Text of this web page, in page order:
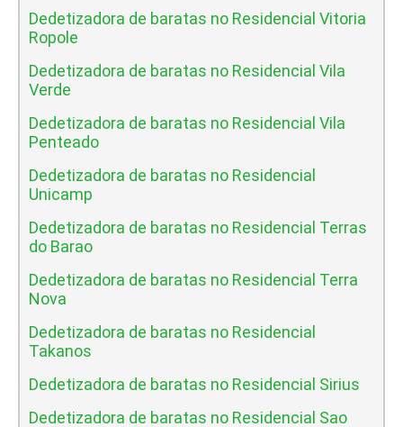
Dedetizadora de baratas no Residencial Vitoria
Ropole
Dedetizadora de baratas no Residencial Vila
Verde
Dedetizadora de baratas no Residencial Vila
Penteado
Dedetizadora de baratas no Residencial
Unicamp
Dedetizadora de baratas no Residencial Terras
do Barao
Dedetizadora de baratas no Residencial Terra
Nova
Dedetizadora de baratas no Residencial
Takanos
Dedetizadora de baratas no Residencial Sirius
Dedetizadora de baratas no Residencial Sao